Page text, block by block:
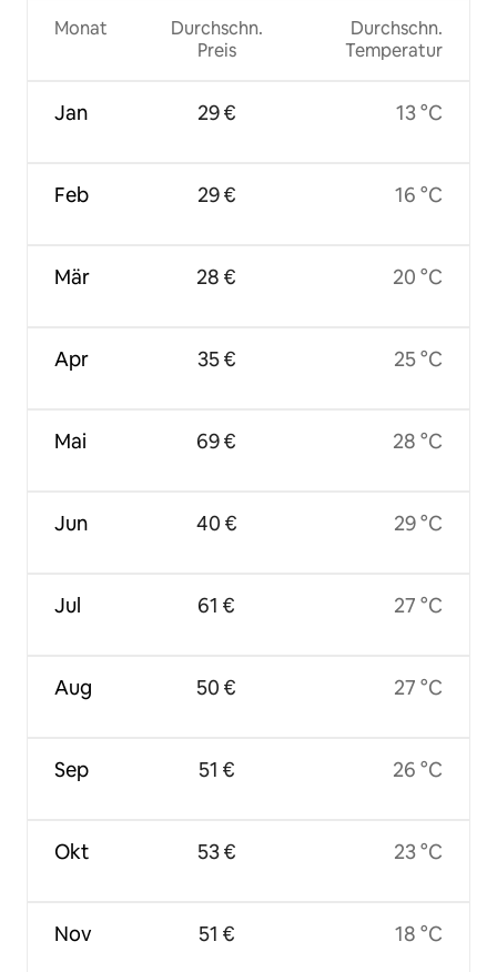
Monat
Jan
Feb
Mär
Apr
Mai
Jun
Jul
Aug
Sep
Okt
Nov
Durchschn.
Preis
29 €
29 €
28 €
35 €
69 €
40 €
61 €
50 €
51 €
53 €
51 €
Durchschn.
Temperatur
13 °C
16 °C
20 °C
25 °C
28 °C
29 °C
27 °C
27 °C
26 °C
23 °C
18 °C